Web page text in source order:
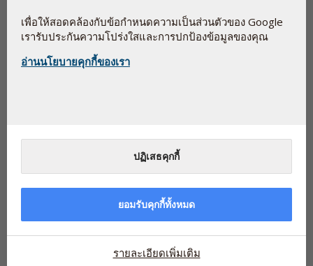
การใช้Pycnogenolเป็นประจำทุกวันอาจช่วยพัฒนาการรับ
รู้ของสมองและการตัดสินใจ
9 สิงหาคม 2567
การศึกษาวิจัยที่ตีพิมพ์ในวารสาร Journal of Neurosurgical Sciences
แสดงให้เห็นว่าการใช้ Pycnogenol ซึ่งเป็นสารสกัดจากเปลือกต้นสนมาริ
ไทม์...
เพื่อให้สอดคล้องกับข้อกำหนดความเป็นส่วนตัวของ Google
เรารับประกันความโปร่งใสและการปกป้องข้อมูลของคุณ
อ่านนโยบายคุกกี้ของเรา
ปฏิเสธคุกกี้
ยอมรับคุกกี้ทั้งหมด
รายละเอียดเพิ่มเติม